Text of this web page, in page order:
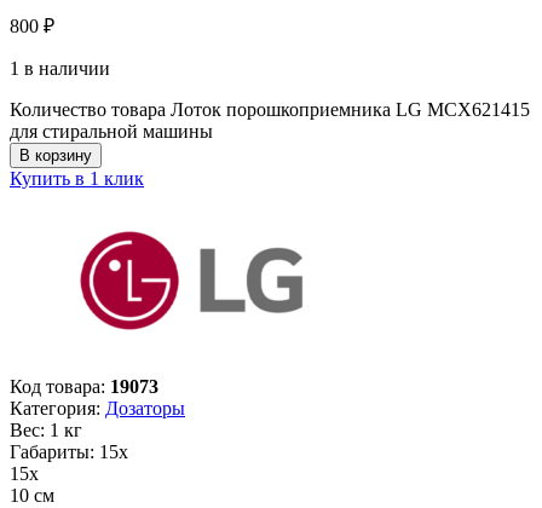
800 ₽
1 в наличии
Количество товара Лоток порошкоприемника LG MCX621415
для стиральной машины
В корзину
Купить в 1 клик
Код товара: 19073
Категория: Дозаторы
Вес: 1 кг
Габариты: 15х
15х
10 см